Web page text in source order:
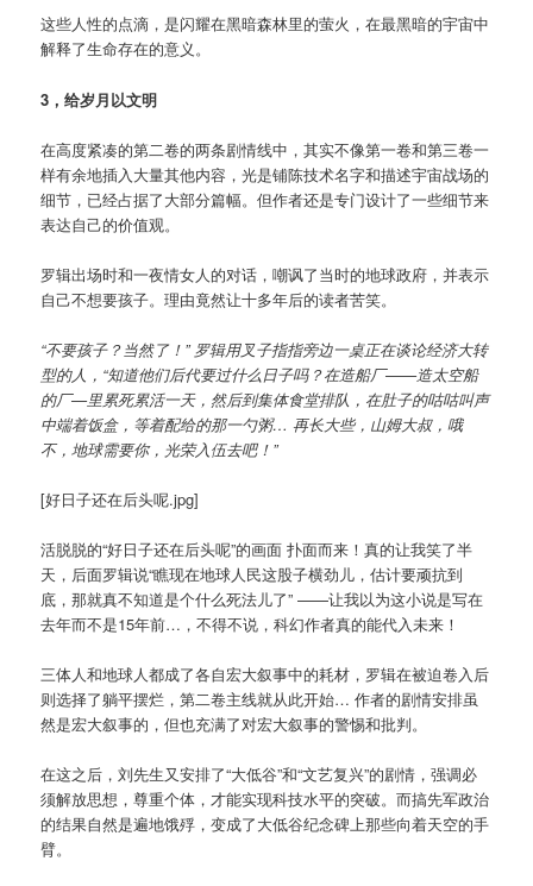
这些人性的点滴，是闪耀在黑暗森林里的萤火，在最黑暗的宇宙中
解释了生命存在的意义。
3，给岁月以文明
在高度紧凑的第二卷的两条剧情线中，其实不像第一卷和第三卷一
样有余地插入大量其他内容，光是铺陈技术名字和描述宇宙战场的
细节，已经占据了大部分篇幅。但作者还是专门设计了一些细节来
表达自己的价值观。
罗辑出场时和一夜情女人的对话，嘲讽了当时的地球政府，并表示
自己不想要孩子。理由竟然让十多年后的读者苦笑。
“不要孩子？当然了！” 罗辑用叉子指指旁边一桌正在谈论经济大转
型的人，“知道他们后代要过什么日子吗？在造船厂——造太空船
的厂—里累死累活一天，然后到集体食堂排队，在肚子的咕咕叫声
中端着饭盒，等着配给的那一勺粥… 再长大些，山姆大叔，哦
不，地球需要你，光荣入伍去吧！”
[好日子还在后头呢.jpg]
活脱脱的“好日子还在后头呢”的画面 扑面而来！真的让我笑了半
天，后面罗辑说“瞧现在地球人民这股子横劲儿，估计要顽抗到
底，那就真不知道是个什么死法儿了” ——让我以为这小说是写在
去年而不是15年前…，不得不说，科幻作者真的能代入未来！
三体人和地球人都成了各自宏大叙事中的耗材，罗辑在被迫卷入后
则选择了躺平摆烂，第二卷主线就从此开始… 作者的剧情安排虽
然是宏大叙事的，但也充满了对宏大叙事的警惕和批判。
在这之后，刘先生又安排了“大低谷”和“文艺复兴”的剧情，强调必
须解放思想，尊重个体，才能实现科技水平的突破。而搞先军政治
的结果自然是遍地饿殍，变成了大低谷纪念碑上那些向着天空的手
臂。